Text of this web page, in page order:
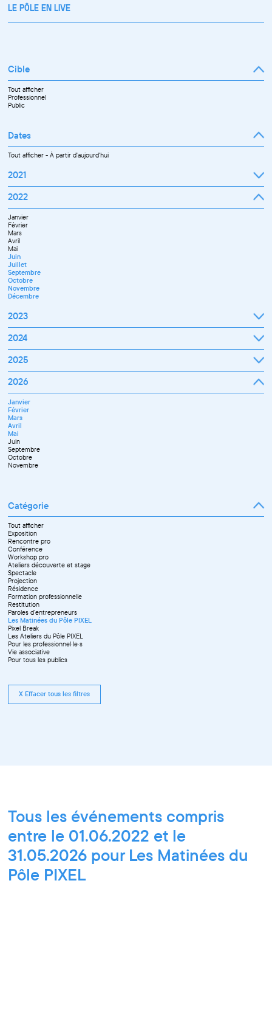
LE PÔLE EN LIVE
Cible
Tout afficher
Professionnel
Public
Dates
Tout afficher-À partir d'aujourd'hui
2021
Septembre
Novembre
Décembre
2022
Janvier
Février
Mars
Avril
Mai
Juin
Juillet
Septembre
Octobre
Novembre
Décembre
2023
Janvier
Mars
Avril
Septembre
Octobre
Novembre
Décembre
2024
Janvier
Mars
Avril
Juin
Juillet
Septembre
Novembre
Décembre
2025
Janvier
Mars
Avril
Mai
Juin
Juillet
Septembre
Octobre
Novembre
Décembre
2026
Janvier
Février
Mars
Avril
Mai
Juin
Septembre
Octobre
Novembre
Catégorie
Tout afficher
Exposition
Rencontre pro
Conférence
Workshop pro
Ateliers découverte et stage
Spectacle
Projection
Résidence
Formation professionnelle
Restitution
Paroles d'entrepreneurs
Les Matinées du Pôle PIXEL
Pixel Break
Les Ateliers du Pôle PIXEL
Pour les professionnel·le·s
Vie associative
Pour tous les publics
X Effacer tous les filtres
Tous les événements compris
entre le 01.06.2022 et le
31.05.2026 pour Les Matinées du
Pôle PIXEL